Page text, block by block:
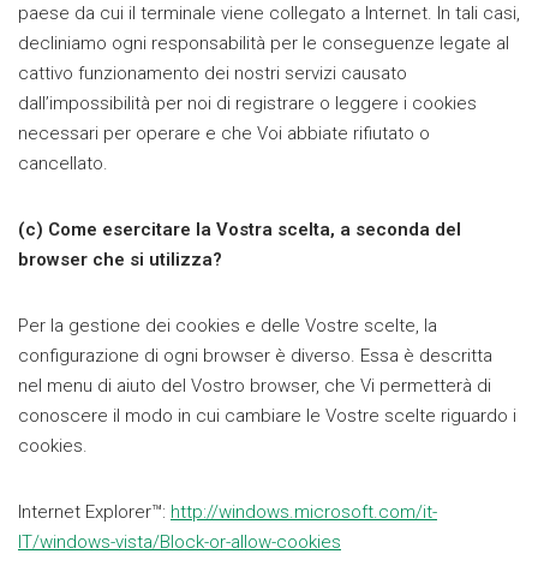
paese da cui il terminale viene collegato a Internet. In tali casi,
decliniamo ogni responsabilità per le conseguenze legate al
cattivo funzionamento dei nostri servizi causato
dall’impossibilità per noi di registrare o leggere i cookies
necessari per operare e che Voi abbiate rifiutato o
cancellato.
(c) Come esercitare la Vostra scelta, a seconda del
browser che si utilizza?
Per la gestione dei cookies e delle Vostre scelte, la
configurazione di ogni browser è diverso. Essa è descritta
nel menu di aiuto del Vostro browser, che Vi permetterà di
conoscere il modo in cui cambiare le Vostre scelte riguardo i
cookies.
Internet Explorer™: http://windows.microsoft.com/it-
IT/windows-vista/Block-or-allow-cookies